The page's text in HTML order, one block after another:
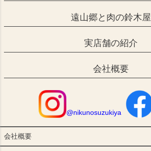
遠山郷と肉の鈴木屋
実店舗の紹介
会社概要
会社概要
@nikunosuzukiya